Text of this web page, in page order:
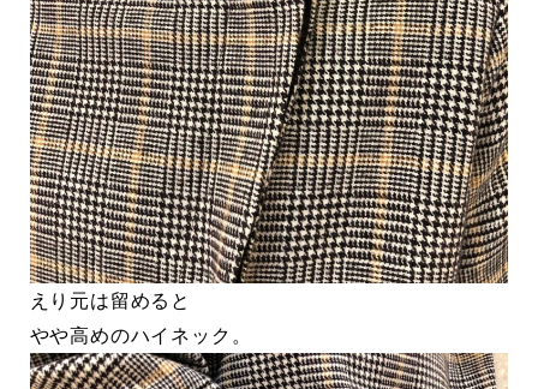
えり元は留めると
やや高めのハイネック。